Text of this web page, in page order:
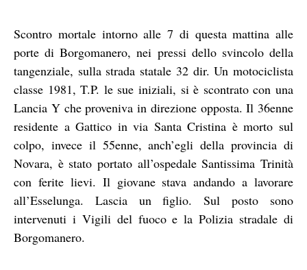
Scontro mortale intorno alle 7 di questa mattina alle
porte di Borgomanero, nei pressi dello svincolo della
tangenziale, sulla strada statale 32 dir. Un motociclista
classe 1981, T.P. le sue iniziali, si è scontrato con una
Lancia Y che proveniva in direzione opposta. Il 36enne
residente a Gattico in via Santa Cristina è morto sul
colpo, invece il 55enne, anch’egli della provincia di
Novara, è stato portato all’ospedale Santissima Trinità
con ferite lievi. Il giovane stava andando a lavorare
all’Esselunga. Lascia un figlio. Sul posto sono
intervenuti i Vigili del fuoco e la Polizia stradale di
Borgomanero.